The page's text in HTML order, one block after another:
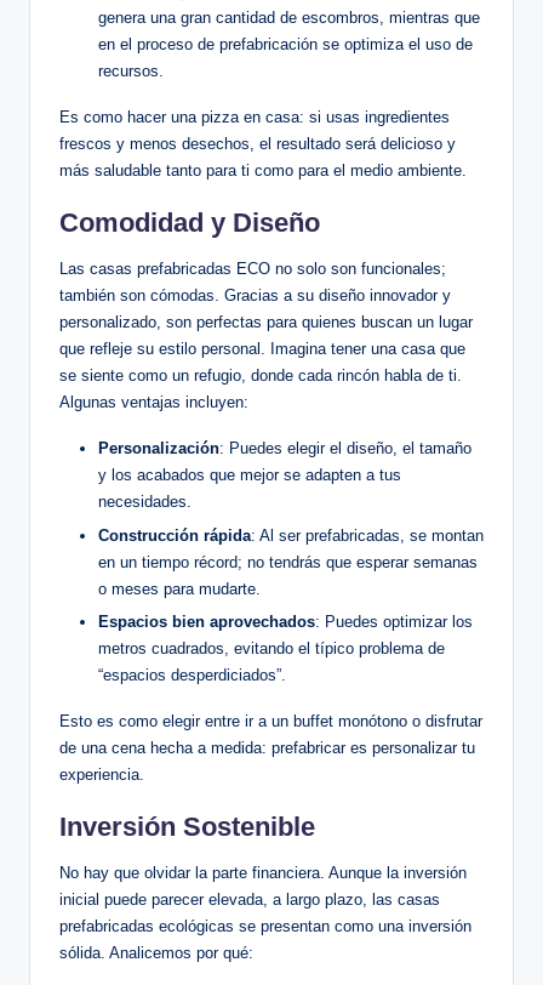
genera una gran cantidad de escombros, mientras que
en el proceso de prefabricación se optimiza el uso de
recursos.
Es como hacer una pizza en casa: si usas ingredientes
frescos y menos desechos, el resultado será delicioso y
más saludable tanto para ti como para el medio ambiente.
Comodidad y Diseño
Las casas prefabricadas ECO no solo son funcionales;
también son cómodas. Gracias a su diseño innovador y
personalizado, son perfectas para quienes buscan un lugar
que refleje su estilo personal. Imagina tener una casa que
se siente como un refugio, donde cada rincón habla de ti.
Algunas ventajas incluyen:
Personalización: Puedes elegir el diseño, el tamaño
y los acabados que mejor se adapten a tus
necesidades.
Construcción rápida: Al ser prefabricadas, se montan
en un tiempo récord; no tendrás que esperar semanas
o meses para mudarte.
Espacios bien aprovechados: Puedes optimizar los
metros cuadrados, evitando el típico problema de
“espacios desperdiciados”.
Esto es como elegir entre ir a un buffet monótono o disfrutar
de una cena hecha a medida: prefabricar es personalizar tu
experiencia.
Inversión Sostenible
No hay que olvidar la parte financiera. Aunque la inversión
inicial puede parecer elevada, a largo plazo, las casas
prefabricadas ecológicas se presentan como una inversión
sólida. Analicemos por qué: